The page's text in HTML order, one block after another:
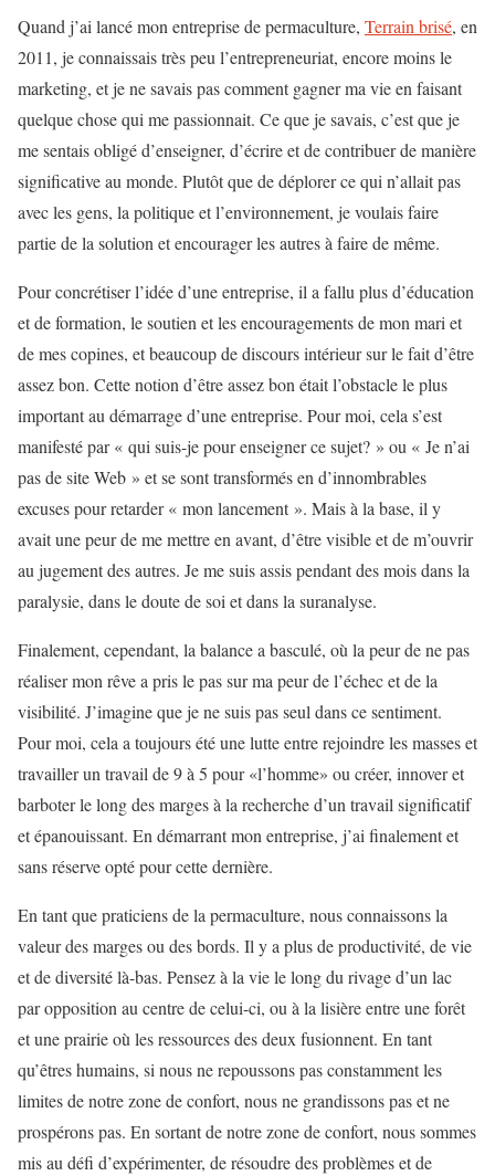
Quand j’ai lancé mon entreprise de permaculture, Terrain brisé, en
2011, je connaissais très peu l’entrepreneuriat, encore moins le
marketing, et je ne savais pas comment gagner ma vie en faisant
quelque chose qui me passionnait. Ce que je savais, c’est que je
me sentais obligé d’enseigner, d’écrire et de contribuer de manière
significative au monde. Plutôt que de déplorer ce qui n’allait pas
avec les gens, la politique et l’environnement, je voulais faire
partie de la solution et encourager les autres à faire de même.
Pour concrétiser l’idée d’une entreprise, il a fallu plus d’éducation
et de formation, le soutien et les encouragements de mon mari et
de mes copines, et beaucoup de discours intérieur sur le fait d’être
assez bon. Cette notion d’être assez bon était l’obstacle le plus
important au démarrage d’une entreprise. Pour moi, cela s’est
manifesté par « qui suis-je pour enseigner ce sujet? » ou « Je n’ai
pas de site Web » et se sont transformés en d’innombrables
excuses pour retarder « mon lancement ». Mais à la base, il y
avait une peur de me mettre en avant, d’être visible et de m’ouvrir
au jugement des autres. Je me suis assis pendant des mois dans la
paralysie, dans le doute de soi et dans la suranalyse.
Finalement, cependant, la balance a basculé, où la peur de ne pas
réaliser mon rêve a pris le pas sur ma peur de l’échec et de la
visibilité. J’imagine que je ne suis pas seul dans ce sentiment.
Pour moi, cela a toujours été une lutte entre rejoindre les masses et
travailler un travail de 9 à 5 pour «l’homme» ou créer, innover et
barboter le long des marges à la recherche d’un travail significatif
et épanouissant. En démarrant mon entreprise, j’ai finalement et
sans réserve opté pour cette dernière.
En tant que praticiens de la permaculture, nous connaissons la
valeur des marges ou des bords. Il y a plus de productivité, de vie
et de diversité là-bas. Pensez à la vie le long du rivage d’un lac
par opposition au centre de celui-ci, ou à la lisière entre une forêt
et une prairie où les ressources des deux fusionnent. En tant
qu’êtres humains, si nous ne repoussons pas constamment les
limites de notre zone de confort, nous ne grandissons pas et ne
prospérons pas. En sortant de notre zone de confort, nous sommes
mis au défi d’expérimenter, de résoudre des problèmes et de